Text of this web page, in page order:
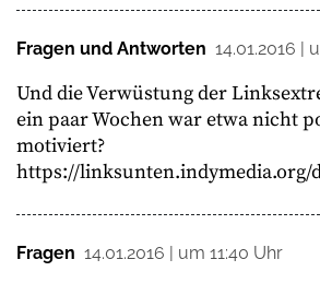
Fragen und Antworten 14.01.2016 |
Und die Verwüstung der
ein paar Wochen war etwa nicht
motiviert?
https://linksunten.indymedia.org/
Fragen 14.01.2016 | um 11:40 Uhr